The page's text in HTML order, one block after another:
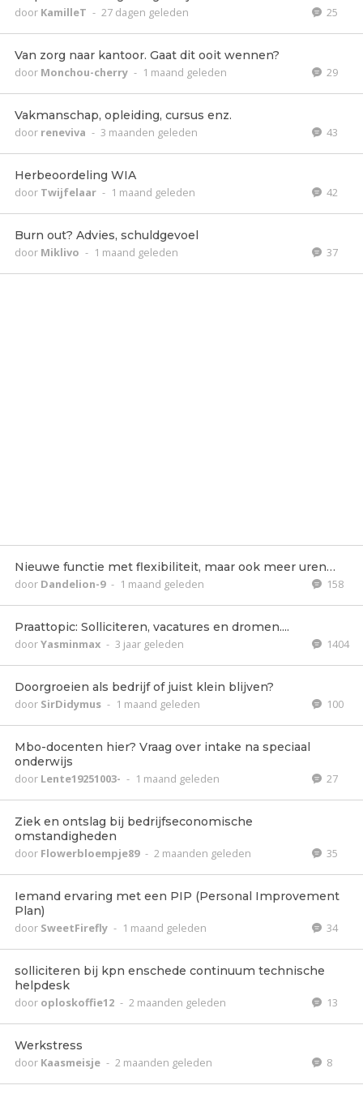
door KamilleT - 27 dagen geleden 25
Van zorg naar kantoor. Gaat dit ooit wennen?
door Monchou-cherry - 1 maand geleden 29
Vakmanschap, opleiding, cursus enz.
door reneviva - 3 maanden geleden 43
Herbeoordeling WIA
door Twijfelaar - 1 maand geleden 42
Burn out? Advies, schuldgevoel
door Miklivo - 1 maand geleden 37
Nieuwe functie met flexibiliteit, maar ook meer uren…
door Dandelion-9 - 1 maand geleden 158
Praattopic: Solliciteren, vacatures en dromen....
doorYasminmax - 3 jaar geleden 1404
Doorgroeien als bedrijf of juist klein blijven?
door SirDidymus - 1 maand geleden 100
Mbo-docenten hier? Vraag over intake na speciaal
onderwijs
door Lente19251003- - 1 maand geleden 27
Ziek en ontslag bij bedrijfseconomische
omstandigheden
door Flowerbloempje89 - 2 maanden geleden 35
Iemand ervaring met een PIP (Personal Improvement
Plan)
door SweetFirefly - 1 maand geleden 34
solliciteren bij kpn enschede continuum technische
helpdesk
door oploskoffie12 - 2 maanden geleden 13
Werkstress
door Kaasmeisje - 2 maanden geleden 8